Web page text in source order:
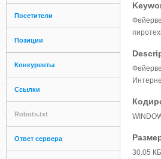
Посетители
Позиции
Конкуренты
Ссылки
Robots.txt
Ответ сервера
30.05 КБ